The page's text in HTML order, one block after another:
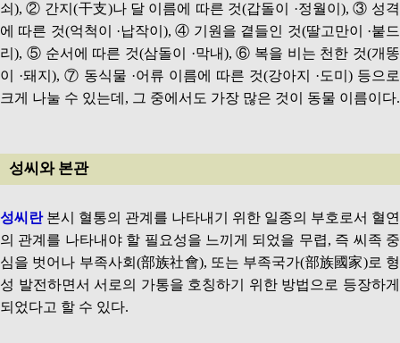
쇠), ② 간지(干支)나 달 이름에 따른 것(갑돌이 ·정월이), ③ 성격
에 따른 것(억척이 ·납작이), ④ 기원을 곁들인 것(딸고만이 ·붙드
리), ⑤ 순서에 따른 것(삼돌이 ·막내), ⑥ 복을 비는 천한 것(개똥
이 ·돼지), ⑦ 동식물 ·어류 이름에 따른 것(강아지 ·도미) 등으로
크게 나눌 수 있는데, 그 중에서도 가장 많은 것이 동물 이름이다.
성씨와 본관
성씨란본시 혈통의 관계를 나타내기 위한 일종의 부호로서 혈연
의 관계를 나타내야 할 필요성을 느끼게 되었을 무렵, 즉 씨족 중
심을 벗어나 부족사회(部族社會), 또는 부족국가(部族國家)로 형
성 발전하면서 서로의 가통을 호칭하기 위한 방법으로 등장하게
되었다고 할 수 있다.